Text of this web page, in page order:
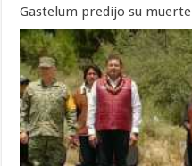
Gastelum predijo su muerte